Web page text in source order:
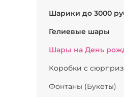
Шарики до 3000
Гелиевые шары
Шары на День
Коробки с
Фонтаны (Букеты)